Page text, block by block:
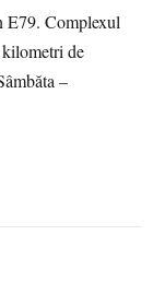
E79. Complexul
de
–